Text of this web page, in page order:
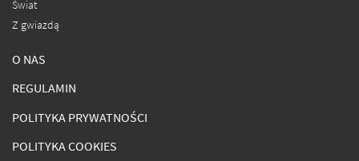
Świat
Z gwiazdą
O NAS
REGULAMIN
POLITYKA PRYWATNOŚCI
POLITYKA COOKIES